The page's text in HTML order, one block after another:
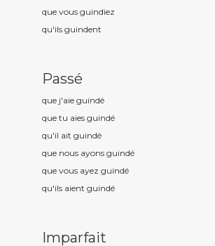
que vous guindiez
qu'ils guindent
Passé
que j'aie guindé
que tu aies guindé
qu'il ait guindé
que nous ayons guindé
que vous ayez guindé
qu'ils aient guindé
Imparfait